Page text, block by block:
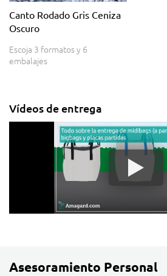
Canto Rodado Gris Ceniza
Oscuro
Escoja 3 formatos y 6
embalajes
Vídeos de entrega
Asesoramiento Personal